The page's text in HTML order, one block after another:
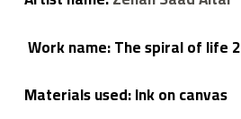
Work name: The spiral of life 2
Materials used: Ink on canvas